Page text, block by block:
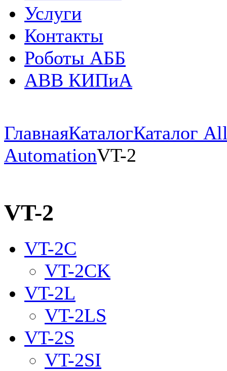
Услуги
Контакты
Роботы АББ
ABB КИПиА
ГлавнаяКаталогКаталог
AutomationVT-2
VT-2
VT-2C
VT-2CK
VT-2L
VT-2LS
VT-2S
VT-2SI